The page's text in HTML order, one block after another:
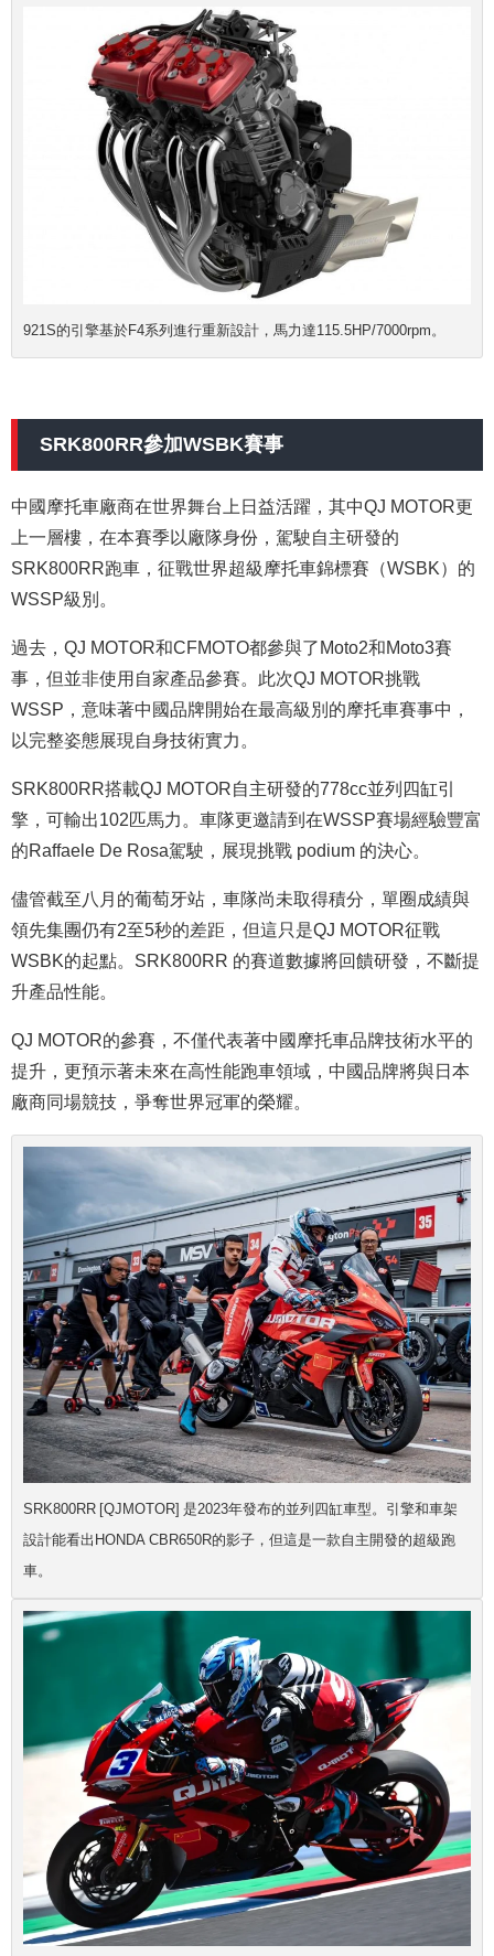
921S的引擎基於F4系列進行重新設計，馬力達115.5HP/7000rpm。
SRK800RR參加WSBK賽事
中國摩托車廠商在世界舞台上日益活躍，其中QJ MOTOR更
上一層樓，在本賽季以廠隊身份，駕駛自主研發的
SRK800RR跑車，征戰世界超級摩托車錦標賽（WSBK）的
WSSP級別。
過去，QJ MOTOR和CFMOTO都參與了Moto2和Moto3賽
事，但並非使用自家產品參賽。此次QJ MOTOR挑戰
WSSP，意味著中國品牌開始在最高級別的摩托車賽事中，
以完整姿態展現自身技術實力。
SRK800RR搭載QJ MOTOR自主研發的778cc並列四缸引
擎，可輸出102匹馬力。車隊更邀請到在WSSP賽場經驗豐富
的Raffaele De Rosa駕駛，展現挑戰 podium 的決心。
儘管截至八月的葡萄牙站，車隊尚未取得積分，單圈成績與
領先集團仍有2至5秒的差距，但這只是QJ MOTOR征戰
WSBK的起點。SRK800RR 的賽道數據將回饋研發，不斷提
升產品性能。
QJ MOTOR的參賽，不僅代表著中國摩托車品牌技術水平的
提升，更預示著未來在高性能跑車領域，中國品牌將與日本
廠商同場競技，爭奪世界冠軍的榮耀。
SRK800RR [QJMOTOR] 是2023年發布的並列四缸車型。引擎和車架
設計能看出HONDA CBR650R的影子，但這是一款自主開發的超級跑
車。